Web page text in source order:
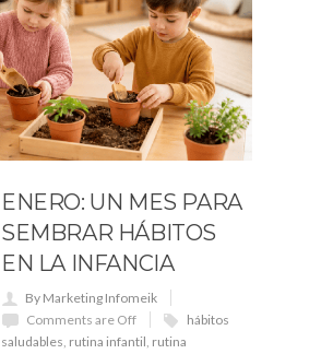
ENERO: UN MES PARA
SEMBRAR HÁBITOS
EN LA INFANCIA
By Marketing Infomeik
Comments are Off
hábitos
saludables, rutina infantil, rutina